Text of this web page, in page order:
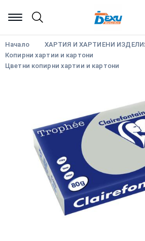
Начало
ХАРТИЯ И ХАРТИЕНИ
Копирни хартии и картони
Цветни копирни хартии и картони